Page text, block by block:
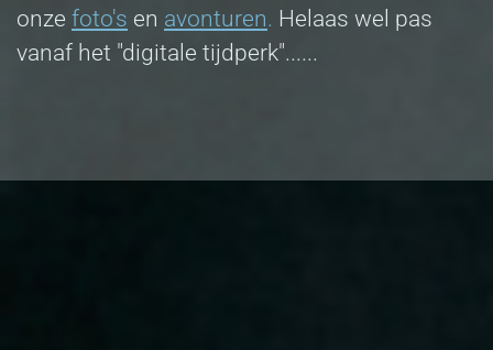
onze foto's en avonturen. Helaas wel pas
vanaf het "digitale tijdperk"......